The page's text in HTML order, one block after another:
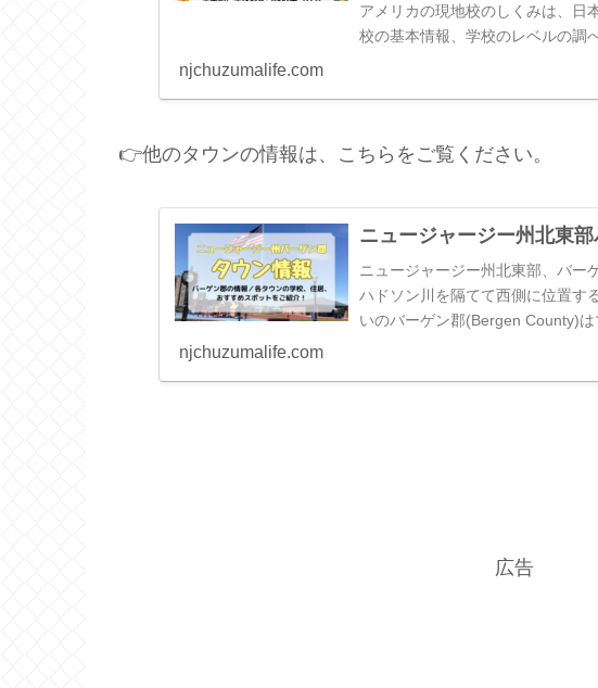
アメリカの現地校のしくみは、日
校の基本情報、学校のレベルの調
て、一般的なニュージャージー
njchuzumalife.com
👉他のタウンの情報は、こちらをご覧ください。
ニュージャージー州北東
ニュージャージー州北東部、バー
ハドソン川を隔てて西側に位置す
いのバーゲン郡(Bergen County)は
njchuzumalife.com
広告